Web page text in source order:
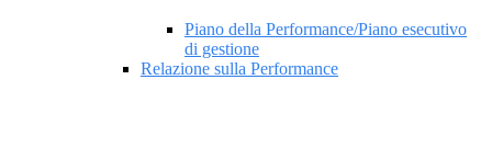
Piano della Performance/Piano esecutivo
di gestione
Relazione sulla Performance